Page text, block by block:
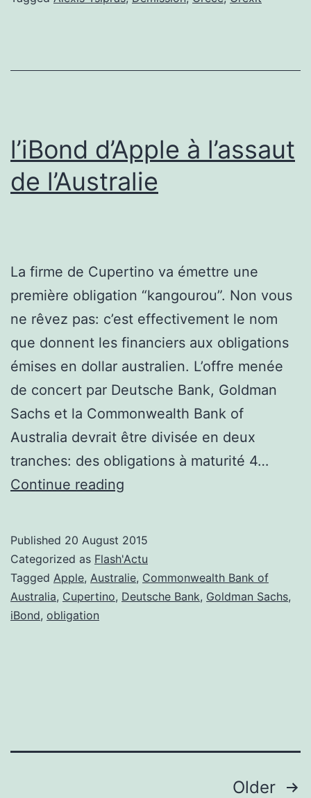
l’iBond d’Apple à l’assaut
de l’Australie
La firme de Cupertino va émettre une
première obligation “kangourou”. Non vous
ne rêvez pas: c’est effectivement le nom
que donnent les financiers aux obligations
émises en dollar australien. L’offre menée
de concert par Deutsche Bank, Goldman
Sachs et la Commonwealth Bank of
Australia devrait être divisée en deux
tranches: des obligations à maturité 4…
Continue reading
l’assaut
de
l’Australie
Published 20 August 2015
Categorized as Flash'Actu
Tagged Apple, Australie, Commonwealth Bank of
Australia, Cupertino, Deutsche Bank, Goldman Sachs,
iBond, obligation
Older